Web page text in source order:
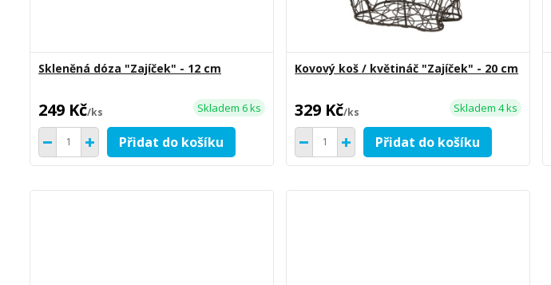
Skleněná dóza "Zajíček" - 12 cm
249 Kč/ks Skladem 6 ks
Přidat do košíku
Kovový koš / květináč "Zajíček" - 20 cm
329 Kč/ks Skladem 4 ks
Přidat do košíku